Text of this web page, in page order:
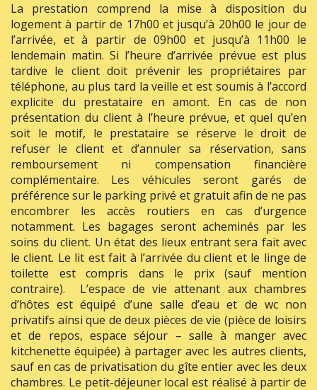
La prestation comprend la mise à disposition du
logement à partir de 17h00 et jusqu’à 20h00 le jour de
l’arrivée, et à partir de 09h00 et jusqu’à 11h00 le
lendemain matin. Si l’heure d’arrivée prévue est plus
tardive le client doit prévenir les propriétaires par
téléphone, au plus tard la veille et est soumis à l’accord
explicite du prestataire en amont. En cas de non
présentation du client à l’heure prévue, et quel qu’en
soit le motif, le prestataire se réserve le droit de
refuser le client et d’annuler sa réservation, sans
remboursement ni compensation financière
complémentaire. Les véhicules seront garés de
préférence sur le parking privé et gratuit afin de ne pas
encombrer les accès routiers en cas d’urgence
notamment. Les bagages seront acheminés par les
soins du client. Un état des lieux entrant sera fait avec
le client. Le lit est fait à l’arrivée du client et le linge de
toilette est compris dans le prix (sauf mention
contraire). L’espace de vie attenant aux chambres
d’hôtes est équipé d’une salle d’eau et de wc non
privatifs ainsi que de deux pièces de vie (pièce de loisirs
et de repos, espace séjour – salle à manger avec
kitchenette équipée) à partager avec les autres clients,
sauf en cas de privatisation du gîte entier avec les deux
chambres. Le petit-déjeuner local est réalisé à partir de